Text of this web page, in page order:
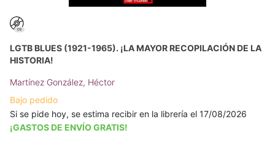
LGTB BLUES (1921-1965). ¡LA MAYOR RECOPILACIÓN DE LA
HISTORIA!
Martínez González, Héctor
Bajo pedido
Si se pide hoy, se estima recibir en la librería el 17/08/2026
¡GASTOS DE ENVÍO GRATIS!